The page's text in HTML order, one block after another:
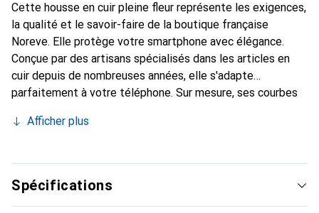
Cette housse en cuir pleine fleur représente les exigences,
la qualité et le savoir-faire de la boutique française
Noreve. Elle protège votre smartphone avec élégance.
Conçue par des artisans spécialisés dans les articles en
cuir depuis de nombreuses années, elle s'adapte
parfaitement à votre téléphone. Sur mesure, ses courbes
devient l'accessoire chic et indispensable de votre
produits de haute qualité, la marque Noreve est un choix
sûr pour une clientèle exigeante.
Afficher plus
Spécifications